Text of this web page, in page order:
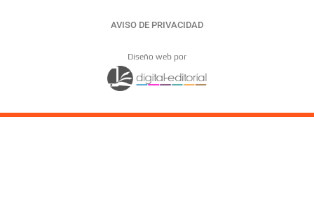
AVISO DE PRIVACIDAD
Diseño web por